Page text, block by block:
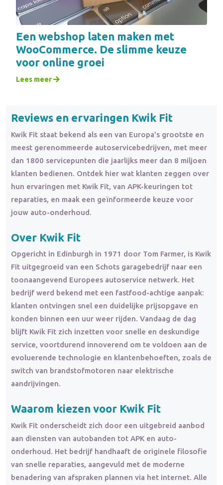
Een webshop laten maken met
WooCommerce. De slimme keuze
voor online groei
Lees meer
Reviews en ervaringen Kwik Fit
Kwik Fit staat bekend als een van Europa's grootste en
meest gerenommeerde autoservicebedrijven, met meer
dan 1800 servicepunten die jaarlijks meer dan 8 miljoen
klanten bedienen. Ontdek hier wat klanten zeggen over
hun ervaringen met Kwik Fit, van APK-keuringen tot
reparaties, en maak een geïnformeerde keuze voor
jouw auto-onderhoud.
Over Kwik Fit
Opgericht in Edinburgh in 1971 door Tom Farmer, is Kwik
Fit uitgegroeid van een Schots garagebedrijf naar een
toonaangevend Europees autoservice netwerk. Het
bedrijf werd bekend met een fastfood-achtige aanpak:
klanten ontvingen snel een duidelijke prijsopgave en
konden binnen een uur weer rijden. Vandaag de dag
blijft Kwik Fit zich inzetten voor snelle en deskundige
service, voortdurend innoverend om te voldoen aan de
evoluerende technologie en klantenbehoeften, zoals de
switch van brandstofmotoren naar elektrische
aandrijvingen.
Waarom kiezen voor Kwik Fit
Kwik Fit onderscheidt zich door een uitgebreid aanbod
aan diensten van autobanden tot APK en auto-
onderhoud. Het bedrijf handhaaft de originele filosofie
van snelle reparaties, aangevuld met de moderne
benadering van afspraken plannen via het internet. Alle